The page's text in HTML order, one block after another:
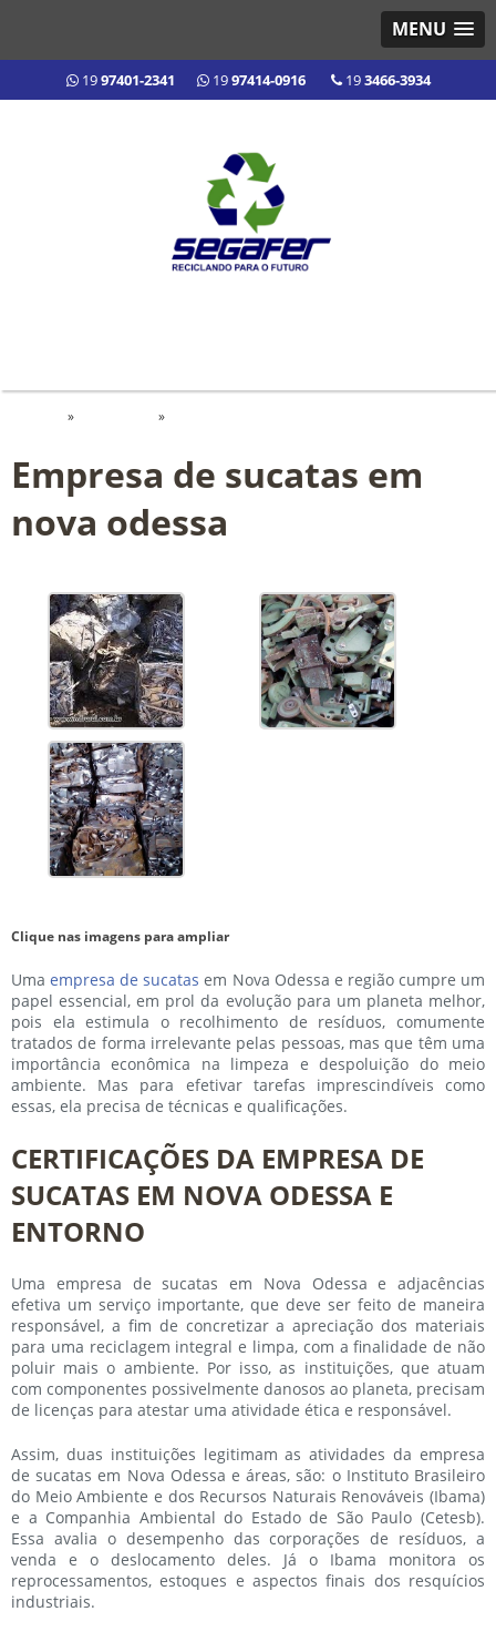
MENU
1997401-2341 1997414-0916 193466-3934
» »
Empresa de sucatas em
nova odessa
Clique nas imagens para ampliar
Umaempresa de sucatas em Nova Odessa e região cumpre um
papel essencial, em prol da evolução para um planeta melhor,
pois ela estimula o recolhimento de resíduos, comumente
tratados de forma irrelevante pelas pessoas, mas que têm uma
importância econômica na limpeza e despoluição do meio
ambiente. Mas para efetivar tarefas imprescindíveis como
essas, ela precisa de técnicas e qualificações.
CERTIFICAÇÕES DA EMPRESA DE
SUCATAS EM NOVA ODESSA E
ENTORNO
Uma empresa de sucatas em Nova Odessa e adjacências
efetiva um serviço importante, que deve ser feito de maneira
responsável, a fim de concretizar a apreciação dos materiais
para uma reciclagem integral e limpa, com a finalidade de não
poluir mais o ambiente. Por isso, as instituições, que atuam
com componentes possivelmente danosos ao planeta, precisam
de licenças para atestar uma atividade ética e responsável.
Assim, duas instituições legitimam as atividades da empresa
de sucatas em Nova Odessa e áreas, são: o Instituto Brasileiro
do Meio Ambiente e dos Recursos Naturais Renováveis (Ibama)
e a Companhia Ambiental do Estado de São Paulo (Cetesb).
Essa avalia o desempenho das corporações de resíduos, a
venda e o deslocamento deles. Já o Ibama monitora os
reprocessamentos, estoques e aspectos finais dos resquícios
industriais.